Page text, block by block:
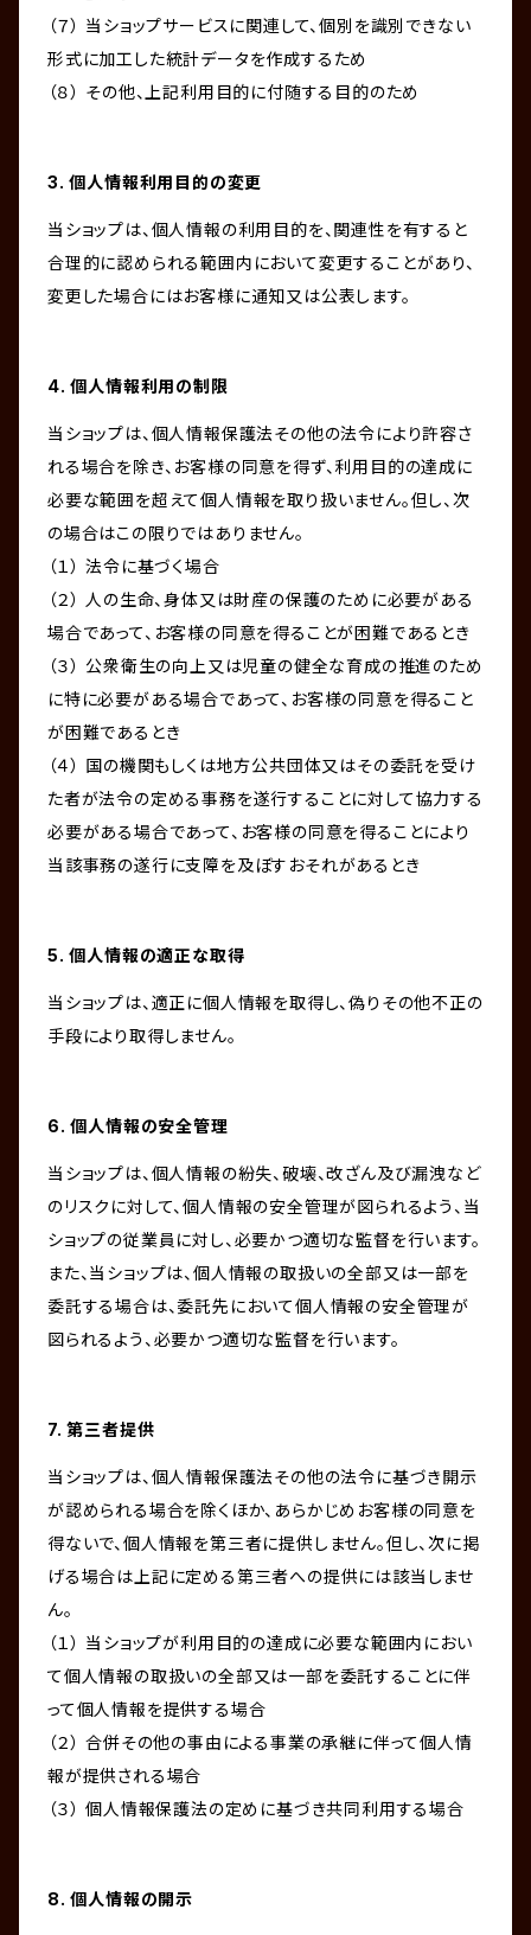
（７） 当ショップサービスに関連して、個別を識別できない
形式に加工した統計データを作成するため
（８） その他、上記利用目的に付随する目的のため
3. 個人情報利用目的の変更
当ショップは、個人情報の利用目的を、関連性を有すると
合理的に認められる範囲内において変更することがあり、
変更した場合にはお客様に通知又は公表します。
4. 個人情報利用の制限
当ショップは、個人情報保護法その他の法令により許容さ
れる場合を除き、お客様の同意を得ず、利用目的の達成に
必要な範囲を超えて個人情報を取り扱いません。但し、次
の場合はこの限りではありません。
（１） 法令に基づく場合
（２） 人の生命、身体又は財産の保護のために必要がある
場合であって、お客様の同意を得ることが困難であるとき
（３） 公衆衛生の向上又は児童の健全な育成の推進のため
に特に必要がある場合であって、お客様の同意を得ること
が困難であるとき
（４） 国の機関もしくは地方公共団体又はその委託を受け
た者が法令の定める事務を遂行することに対して協力する
必要がある場合であって、お客様の同意を得ることにより
当該事務の遂行に支障を及ぼすおそれがあるとき
5. 個人情報の適正な取得
当ショップは、適正に個人情報を取得し、偽りその他不正の
手段により取得しません。
6. 個人情報の安全管理
当ショップは、個人情報の紛失、破壊、改ざん及び漏洩など
のリスクに対して、個人情報の安全管理が図られるよう、当
ショップの従業員に対し、必要かつ適切な監督を行います。
また、当ショップは、個人情報の取扱いの全部又は一部を
委託する場合は、委託先において個人情報の安全管理が
図られるよう、必要かつ適切な監督を行います。
7. 第三者提供
当ショップは、個人情報保護法その他の法令に基づき開示
が認められる場合を除くほか、あらかじめお客様の同意を
得ないで、個人情報を第三者に提供しません。但し、次に掲
げる場合は上記に定める第三者への提供には該当しませ
ん。
（１） 当ショップが利用目的の達成に必要な範囲内におい
て個人情報の取扱いの全部又は一部を委託することに伴
って個人情報を提供する場合
（２） 合併その他の事由による事業の承継に伴って個人情
報が提供される場合
（３） 個人情報保護法の定めに基づき共同利用する場合
8. 個人情報の開示